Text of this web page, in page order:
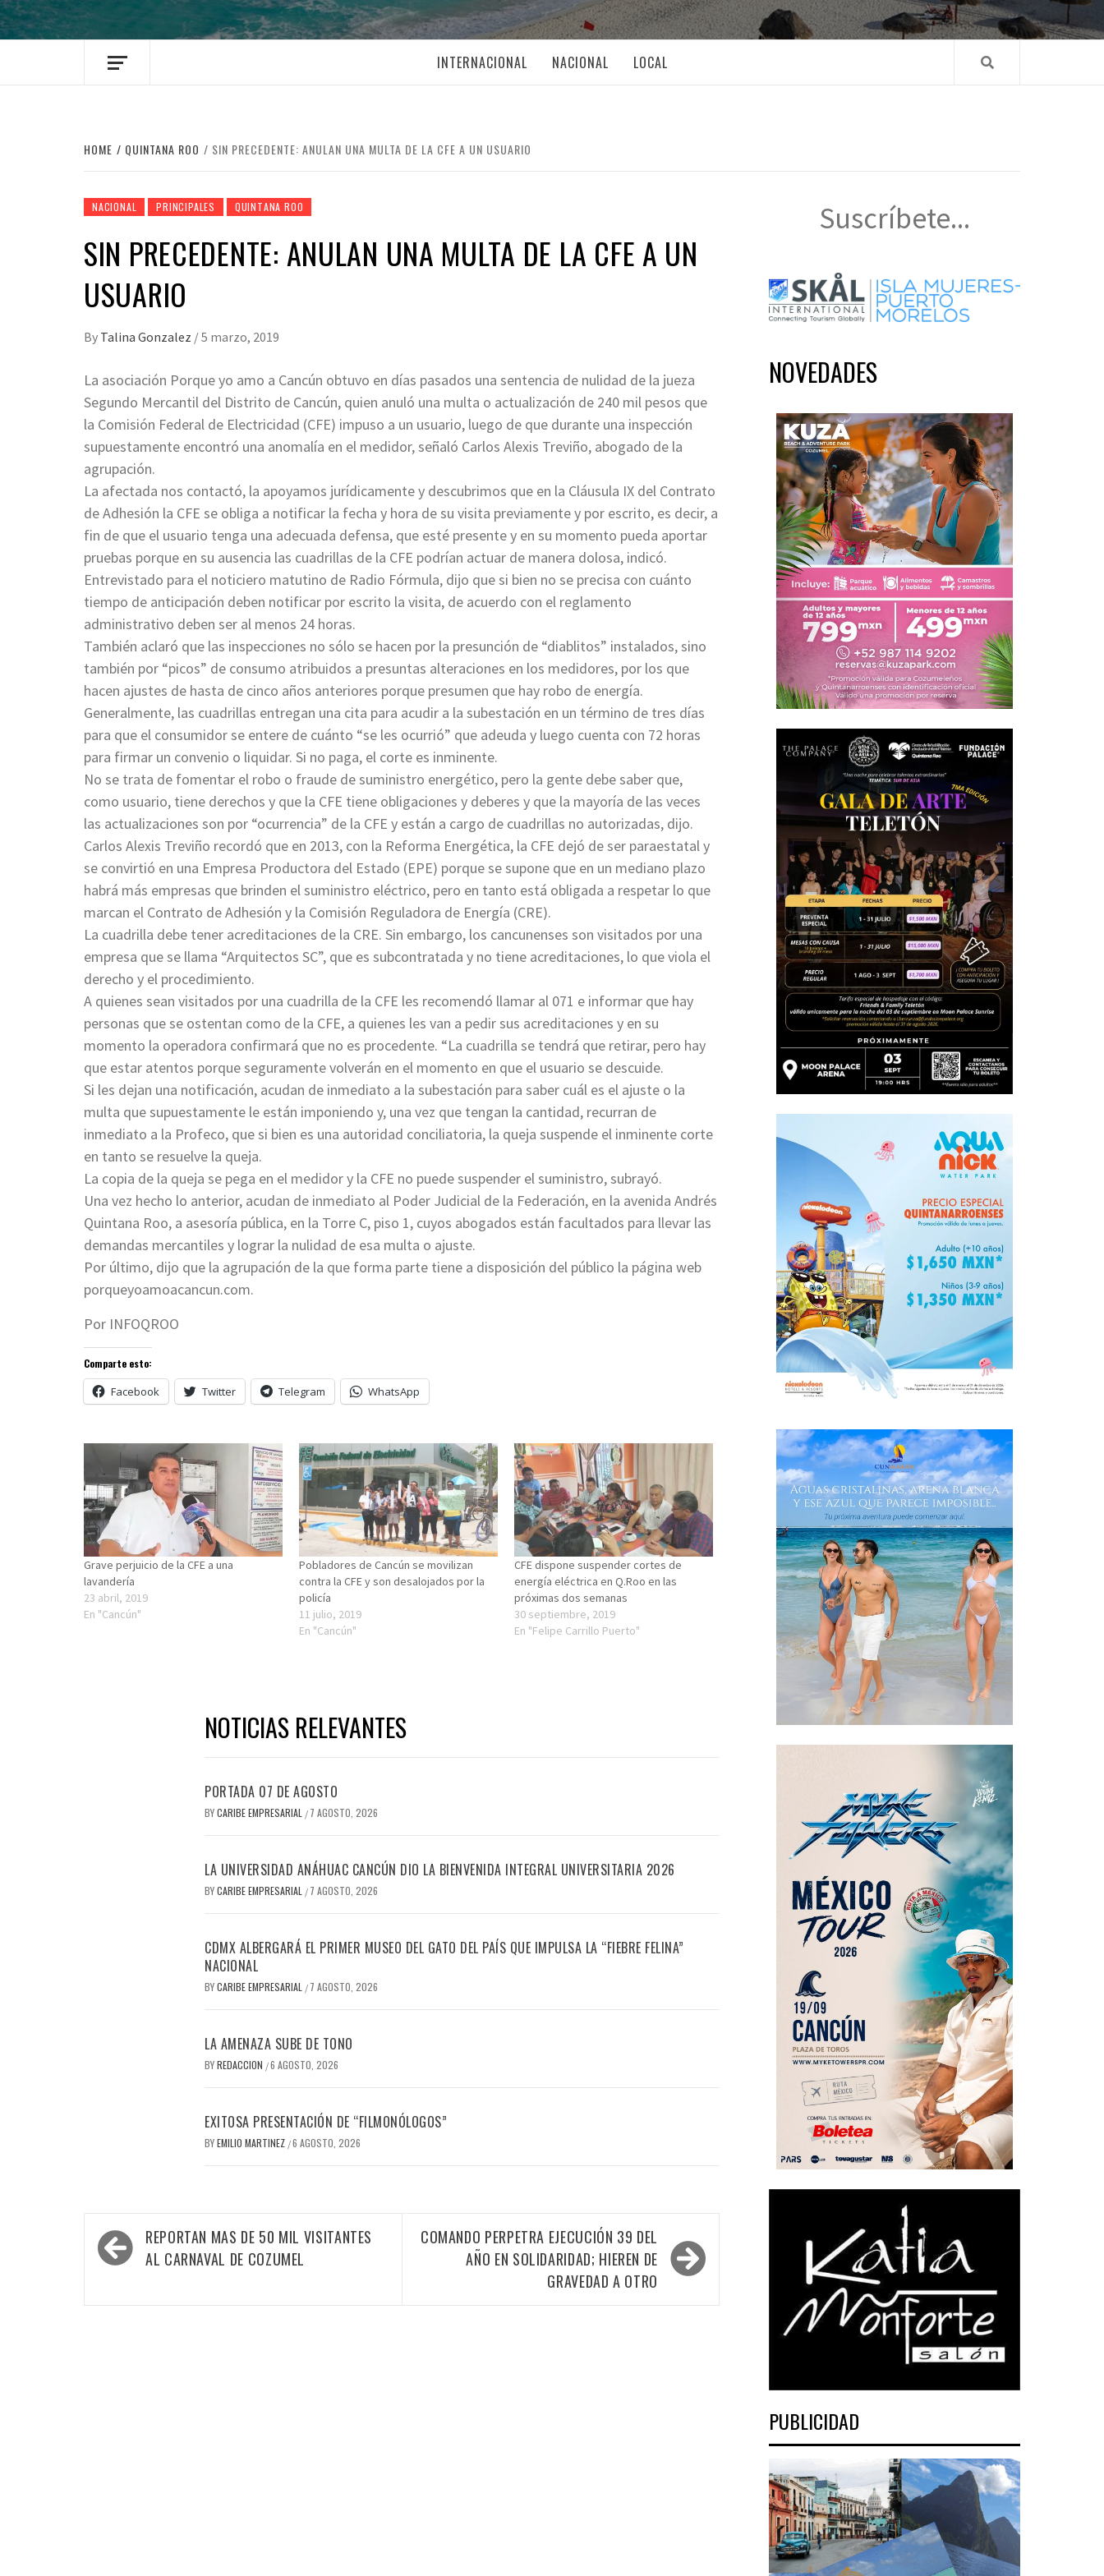
INTERNACIONAL NACIONAL LOCAL
HOME QUINTANA ROO SIN PRECEDENTE: ANULAN UNA MULTA DE LA CFE A UN USUARIO
NACIONAL PRINCIPALES QUINTANA ROO
SIN PRECEDENTE: ANULAN UNA MULTA DE LA CFE A UN
USUARIO
By Talina Gonzalez /5 marzo, 2019
La asociación Porque yo amo a Cancún obtuvo en días pasados una sentencia de nulidad de la jueza
Segundo Mercantil del Distrito de Cancún, quien anuló una multa o actualización de 240 mil pesos que
la Comisión Federal de Electricidad (CFE) impuso a un usuario, luego de que durante una inspección
supuestamente encontró una anomalía en el medidor, señaló Carlos Alexis Treviño, abogado de la
agrupación.
La afectada nos contactó, la apoyamos jurídicamente y descubrimos que en la Cláusula IX del Contrato
de Adhesión la CFE se obliga a notificar la fecha y hora de su visita previamente y por escrito, es decir, a
fin de que el usuario tenga una adecuada defensa, que esté presente y en su momento pueda aportar
pruebas porque en su ausencia las cuadrillas de la CFE podrían actuar de manera dolosa, indicó.
Entrevistado para el noticiero matutino de Radio Fórmula, dijo que si bien no se precisa con cuánto
tiempo de anticipación deben notificar por escrito la visita, de acuerdo con el reglamento
administrativo deben ser al menos 24 horas.
También aclaró que las inspecciones no sólo se hacen por la presunción de “diablitos” instalados, sino
también por “picos” de consumo atribuidos a presuntas alteraciones en los medidores, por los que
hacen ajustes de hasta de cinco años anteriores porque presumen que hay robo de energía.
Generalmente, las cuadrillas entregan una cita para acudir a la subestación en un término de tres días
para que el consumidor se entere de cuánto “se les ocurrió” que adeuda y luego cuenta con 72 horas
para firmar un convenio o liquidar. Si no paga, el corte es inminente.
No se trata de fomentar el robo o fraude de suministro energético, pero la gente debe saber que,
como usuario, tiene derechos y que la CFE tiene obligaciones y deberes y que la mayoría de las veces
las actualizaciones son por “ocurrencia” de la CFE y están a cargo de cuadrillas no autorizadas, dijo.
Carlos Alexis Treviño recordó que en 2013, con la Reforma Energética, la CFE dejó de ser paraestatal y
se convirtió en una Empresa Productora del Estado (EPE) porque se supone que en un mediano plazo
habrá más empresas que brinden el suministro eléctrico, pero en tanto está obligada a respetar lo que
marcan el Contrato de Adhesión y la Comisión Reguladora de Energía (CRE).
La cuadrilla debe tener acreditaciones de la CRE. Sin embargo, los cancunenses son visitados por una
empresa que se llama “Arquitectos SC”, que es subcontratada y no tiene acreditaciones, lo que viola el
derecho y el procedimiento.
A quienes sean visitados por una cuadrilla de la CFE les recomendó llamar al 071 e informar que hay
personas que se ostentan como de la CFE, a quienes les van a pedir sus acreditaciones y en su
momento la operadora confirmará que no es procedente. “La cuadrilla se tendrá que retirar, pero hay
que estar atentos porque seguramente volverán en el momento en que el usuario se descuide.
Si les dejan una notificación, acudan de inmediato a la subestación para saber cuál es el ajuste o la
multa que supuestamente le están imponiendo y, una vez que tengan la cantidad, recurran de
inmediato a la Profeco, que si bien es una autoridad conciliatoria, la queja suspende el inminente corte
en tanto se resuelve la queja.
La copia de la queja se pega en el medidor y la CFE no puede suspender el suministro, subrayó.
Una vez hecho lo anterior, acudan de inmediato al Poder Judicial de la Federación, en la avenida Andrés
Quintana Roo, a asesoría pública, en la Torre C, piso 1, cuyos abogados están facultados para llevar las
demandas mercantiles y lograr la nulidad de esa multa o ajuste.
Por último, dijo que la agrupación de la que forma parte tiene a disposición del público la página web
porqueyoamoacancun.com.
Por INFOQROO
Comparte esto:
Facebook Twitter Telegram WhatsApp
Grave perjuicio de la CFE a una
lavandería
23 abril, 2019
En "Cancún"
Pobladores de Cancún se movilizan
contra la CFE y son desalojados por la
policía
11 julio, 2019
En "Cancún"
CFE dispone suspender cortes de
energía eléctrica en Q.Roo en las
próximas dos semanas
30 septiembre, 2019
En "Felipe Carrillo Puerto"
NOTICIAS RELEVANTES
PORTADA 07 DE AGOSTO
BYCARIBE EMPRESARIAL / 7 AGOSTO, 2026
LA UNIVERSIDAD ANÁHUAC CANCÚN DIO LA BIENVENIDA INTEGRAL UNIVERSITARIA 2026
BYCARIBE EMPRESARIAL / 7 AGOSTO, 2026
CDMX ALBERGARÁ EL PRIMER MUSEO DEL GATO DEL PAÍS QUE IMPULSA LA “FIEBRE FELINA”
NACIONAL
BYCARIBE EMPRESARIAL / 7 AGOSTO, 2026
LA AMENAZA SUBE DE TONO
BYREDACCION /6 AGOSTO, 2026
EXITOSA PRESENTACIÓN DE “FILMONÓLOGOS”
BYEMILIO MARTINEZ /6 AGOSTO, 2026
Navegación
de
REPORTAN MAS DE 50 MIL VISITANTES
AL CARNAVAL DE COZUMEL
COMANDO PERPETRA EJECUCIÓN 39 DEL
AÑO EN SOLIDARIDAD; HIEREN DE
GRAVEDAD A OTRO
Suscríbete...
NOVEDADES
PUBLICIDAD